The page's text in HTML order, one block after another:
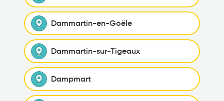
Dammartin-en-Goële
Dammartin-sur-Tigeaux
Dampmart